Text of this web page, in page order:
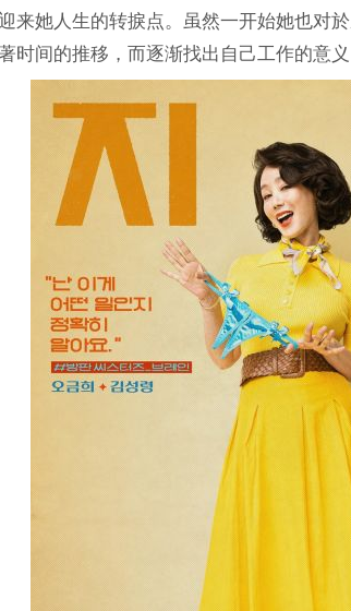
来她人生的转捩点。虽然一开始她也对
时间的推移，而逐渐找出自己工作的意义